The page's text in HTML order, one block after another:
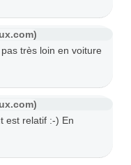
très loin en voiture
est relatif :-) En